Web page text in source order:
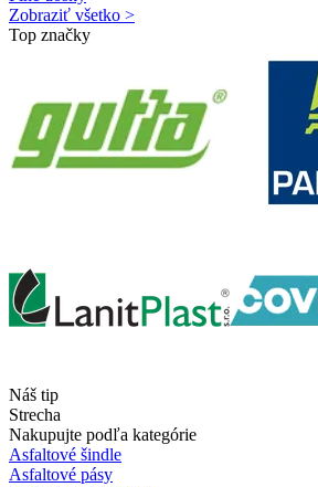
Zobraziť všetko >
Top značky
Náš tip
Strecha
Nakupujte podľa kategórie
Asfaltové šindle
Asfaltové pásy